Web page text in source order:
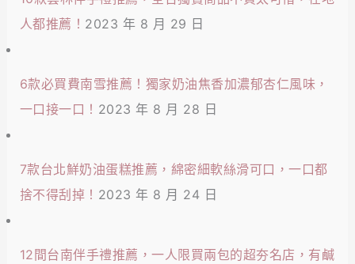
人都推薦！ 2023 年 8 月 29 日
6款必買費南雪推薦！獨家奶油焦香加濃郁杏仁風味，
一口接一口！ 2023 年 8 月 28 日
7款台北鮮奶油蛋糕推薦，綿密細軟絲滑可口，一口都
捨不得刮掉！ 2023 年 8 月 24 日
12間台南伴手禮推薦，一人限買兩包的超夯名店，有鹹